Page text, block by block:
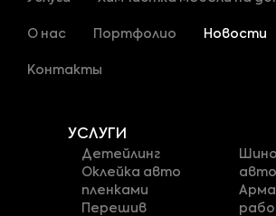
О нас Портфолио Новости
Контакты
УСЛУГИ
Детейлинг
Оклейка авто
пленками
Перешив
авто